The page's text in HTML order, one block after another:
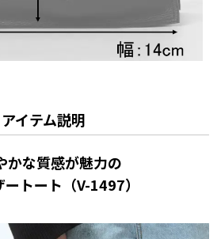
アイテム説明
かな質感が魅力の
トート（V-1497）